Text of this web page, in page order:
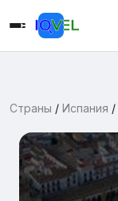
Страны / Испания /